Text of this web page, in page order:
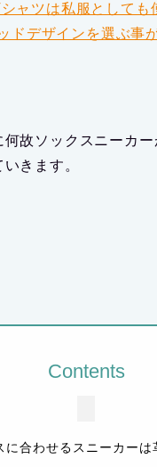
ャツは私服としても
ドデザインを選ぶ事
故ソックスニーカ
きます。
Contents
に合わせるスニーカーは